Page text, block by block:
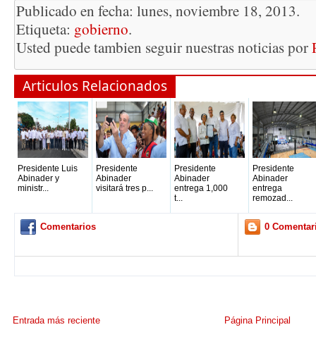
Publicado en fecha: lunes, noviembre 18, 2013.
Etiqueta: gobierno.
Usted puede tambien seguir nuestras noticias por
Articulos Relacionados
Presidente Luis
Abinader y
ministr...
Presidente
Abinader
visitará tres p...
Presidente
Abinader
entrega 1,000
t...
Presidente
Abinader
entrega
remozad...
Comentarios 0
Entrada más reciente Página Principal